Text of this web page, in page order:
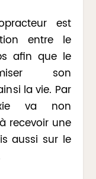
est
entre le
afin que le
son
la vie. Par
va non
recevoir une
aussi sur le